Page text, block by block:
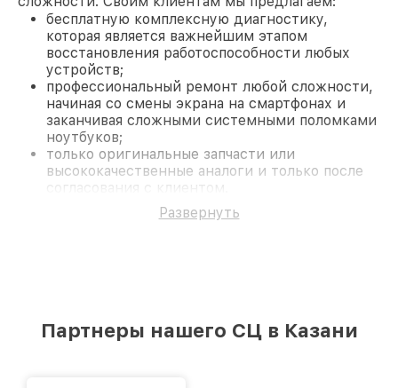
бесплатную комплексную диагностику,
которая является важнейшим этапом
восстановления работоспособности любых
устройств;
профессиональный ремонт любой сложности,
начиная со смены экрана на смартфонах и
заканчивая сложными системными поломками
ноутбуков;
только оригинальные запчасти или
высококачественные аналоги и только после
согласования с клиентом.
На все работы и замененные комплектующие
предоставляется длительная гарантия. В случае
лучшие специалисты с многолетним опытом и
безупречной репутацией;
Развернуть
Партнеры нашего СЦ в Казани